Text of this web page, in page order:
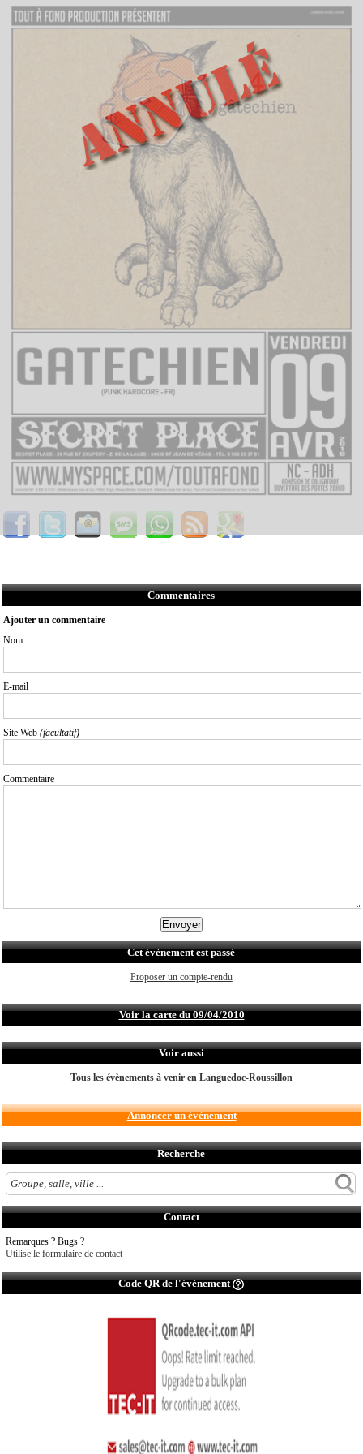
Commentaires
Ajouter un commentaire
Nom
E-mail
Site Web (facultatif)
Commentaire
Cet évènement est passé
Proposer un compte-rendu
Voir la carte du 09/04/2010
Voir aussi
Tous les évènements à venir en Languedoc-Roussillon
Annoncer un évènement
Recherche
Contact
Remarques ? Bugs ?
Utilise le formulaire de contact
Code QR de l'évènement